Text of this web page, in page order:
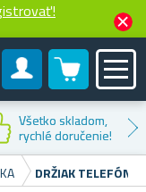
účet
0 produktů
Zľava na
prvý nákup
DRŽIAK